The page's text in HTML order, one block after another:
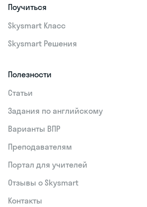
Поучиться
Skysmart Класс
Skysmart Решения
Полезности
Статьи
Задания по английскому
Варианты ВПР
Преподавателям
Портал для учителей
Отзывы о Skysmart
Контакты